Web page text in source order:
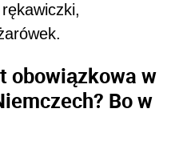
obowiązkowa w
Bo w